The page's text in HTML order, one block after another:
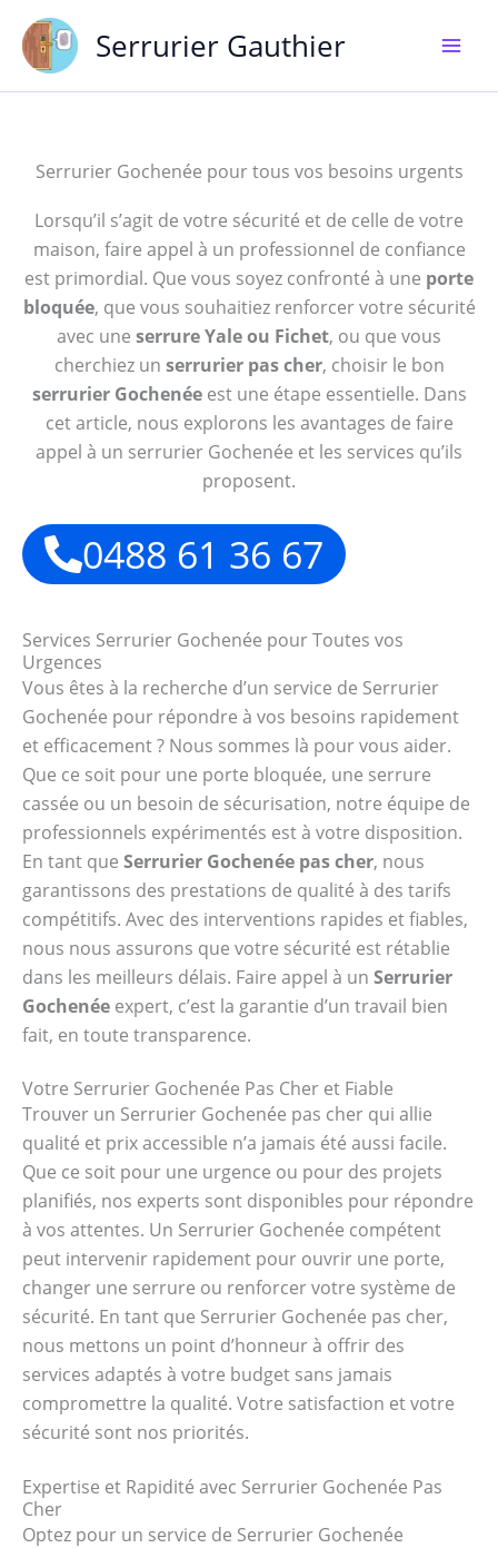
contenu
Serrurier Gauthier
Serrurier Gochenée pour tous vos besoins urgents
Lorsqu’il s’agit de votre sécurité et de celle de votre
maison, faire appel à un professionnel de confiance
est primordial. Que vous soyez confronté à une porte
bloquée, que vous souhaitiez renforcer votre sécurité
avec une serrure Yale ou Fichet, ou que vous
cherchiez un serrurier pas cher, choisir le bon
serrurier Gochenéeest une étape essentielle. Dans
cet article, nous explorons les avantages de faire
appel à un serrurier Gochenée et les services qu’ils
proposent.
0488 61 36 67
Services Serrurier Gochenée pour Toutes vos
Urgences
Vous êtes à la recherche d’un service de Serrurier
Gochenée pour répondre à vos besoins rapidement
et efficacement ? Nous sommes là pour vous aider.
Que ce soit pour une porte bloquée, une serrure
cassée ou un besoin de sécurisation, notre équipe de
professionnels expérimentés est à votre disposition.
En tant que Serrurier Gochenée pas cher, nous
garantissons des prestations de qualité à des tarifs
compétitifs. Avec des interventions rapides et fiables,
nous nous assurons que votre sécurité est rétablie
dans les meilleurs délais. Faire appel à un Serrurier
Gochenée expert, c’est la garantie d’un travail bien
fait, en toute transparence.
Votre Serrurier Gochenée Pas Cher et Fiable
Trouver un Serrurier Gochenée pas cher qui allie
qualité et prix accessible n’a jamais été aussi facile.
Que ce soit pour une urgence ou pour des projets
planifiés, nos experts sont disponibles pour répondre
à vos attentes. Un Serrurier Gochenée compétent
peut intervenir rapidement pour ouvrir une porte,
changer une serrure ou renforcer votre système de
sécurité. En tant que Serrurier Gochenée pas cher,
nous mettons un point d’honneur à offrir des
services adaptés à votre budget sans jamais
compromettre la qualité. Votre satisfaction et votre
sécurité sont nos priorités.
Expertise et Rapidité avec Serrurier Gochenée Pas
Cher
Optez pour un service de Serrurier Gochenée